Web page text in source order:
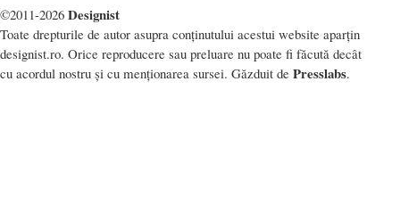
©2011-2026 Designist
Toate drepturile de autor asupra conținutului acestui website aparțin
designist.ro. Orice reproducere sau preluare nu poate fi făcută decât
cu acordul nostru și cu menționarea sursei. Găzduit de Presslabs.